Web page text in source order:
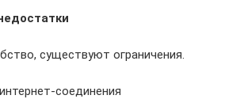
существуют ограничения.
соединения